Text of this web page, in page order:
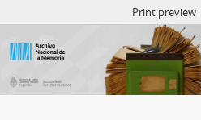
Print preview